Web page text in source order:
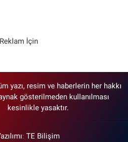
Reklam İçin
yazı, resim ve haberlerin her hakkı
gösterilmeden kullanılması
kesinlikle yasaktır.
: TE Bilişim